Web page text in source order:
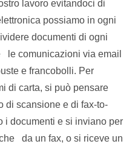
lavoro evitandoci di
possiamo in ogni
documenti di ogni
le comunicazioni via email
e francobolli. Per
di carta, si può pensare
di scansione e di fax-to-
i documenti e si inviano per
da un fax, o si riceve un